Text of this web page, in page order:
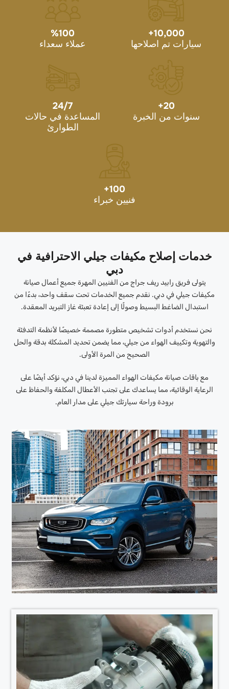
10,000
+
سيارات تم اصلاحها
100
%
عملاء سعداء
20
+
سنوات من الخبرة
24/7
المساعدة في حالات
الطوارئ
100
+
فنيين خبراء
خدمات إصلاح مكيفات جيلي الاحترافية في
دبي
يتولى فريق رابيد ريف جراج من الفنيين المهرة جميع أعمال صيانة
مكيفات جيلي في دبي. نقدم جميع الخدمات تحت سقف واحد، بدءًا من
استبدال الضاغط البسيط وصولًا إلى إعادة تعبئة غاز التبريد المعقدة.
نحن نستخدم أدوات تشخيص متطورة مصممة خصيصًا لأنظمة التدفئة
والتهوية وتكييف الهواء من جيلي، مما يضمن تحديد المشكلة بدقة والحل
الصحيح من المرة الأولى.
مع باقات صيانة مكيفات الهواء المميزة لدينا في دبي، نؤكد أيضًا على
الرعاية الوقائية، مما يساعدك على تجنب الأعطال المكلفة والحفاظ على
برودة وراحة سيارتك جيلي على مدار العام.